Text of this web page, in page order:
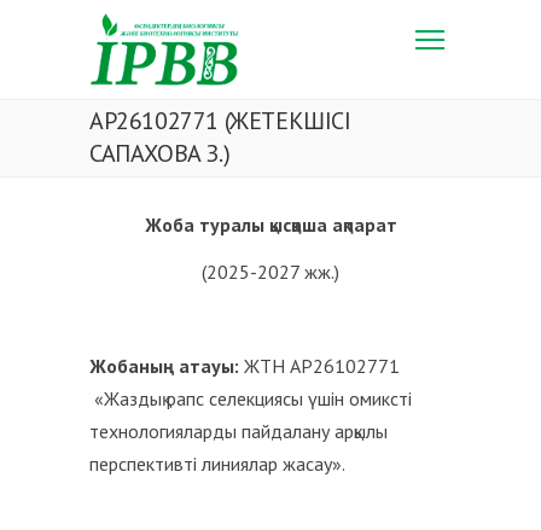
AP26102771 (ЖЕТЕКШІСІ
САПАХОВА З.)
Жоба туралы қысқаша ақпарат
(2025-2027 жж.)
Жобаның атауы: ЖТН AP26102771
«Жаздық рапс селекциясы үшін омиксті
технологияларды пайдалану арқылы
перспективті линиялар жасау».